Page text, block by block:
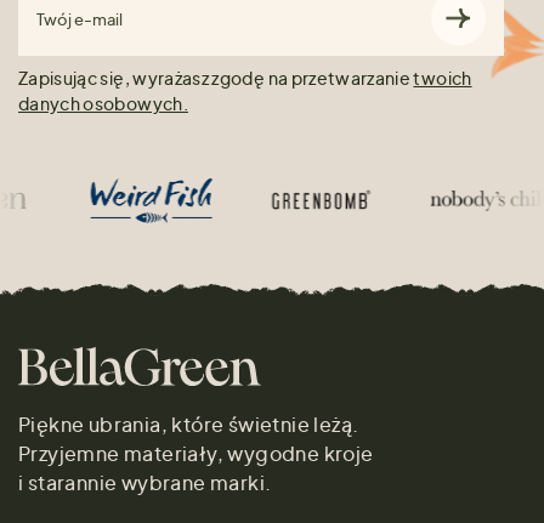
Twój e-mail
Zapisując się, wyrażasz zgodę na przetwarzanietwoich
danych osobowych.
Piękne ubrania, które świetnie leżą.
Przyjemne materiały, wygodne kroje
i starannie wybrane marki.